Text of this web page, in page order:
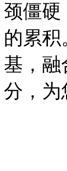
颈僵硬
的累积
基，融
分，为